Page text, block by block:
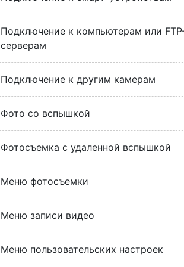
Подключение к компьютерам или
серверам
Подключение к другим камерам
Фото со вспышкой
Фотосъемка с удаленной вспышкой
Меню фотосъемки
Меню записи видео
Меню пользовательских настроек